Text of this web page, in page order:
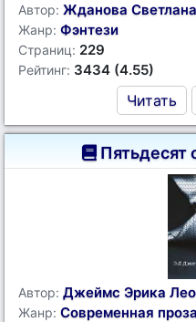
Автор: Жданова Светлана
Жанр: Фэнтези
Страниц: 229
Рейтинг: 3434 (4.55)
Читать
Пятьдесят
Автор: Джеймс Эрика
Жанр: Современная проза